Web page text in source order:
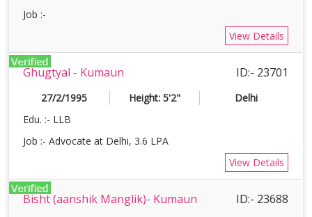
Job :-
View Details
Ghugtyal - Kumaun ID:- 23701
27/2/1995 Height: 5'2"
Delhi
Edu. :- LLB
Job :- Advocate at Delhi, 3.6 LPA
View Details
Bisht (aanshik Manglik)- Kumaun ID:- 23688